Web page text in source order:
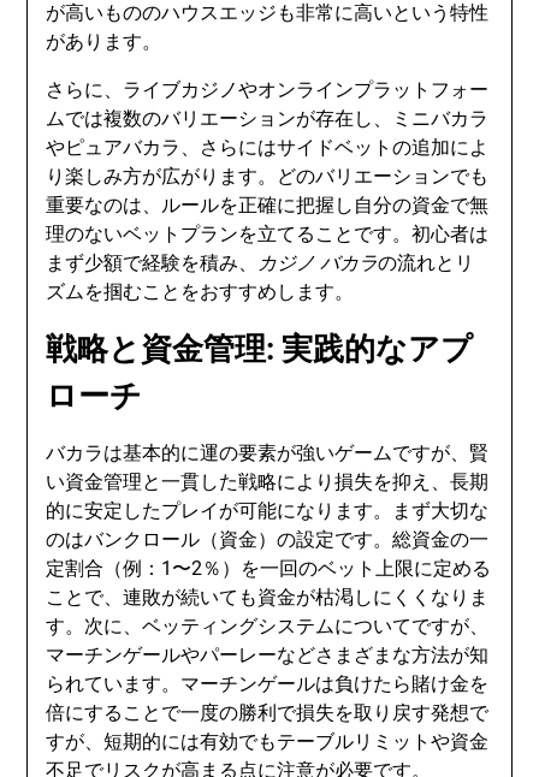
が高いもののハウスエッジも非常に高いという特性
があります。
さらに、ライブカジノやオンラインプラットフォー
ムでは複数のバリエーションが存在し、ミニバカラ
やピュアバカラ、さらにはサイドベットの追加によ
り楽しみ方が広がります。どのバリエーションでも
重要なのは、ルールを正確に把握し自分の資金で無
理のないベットプランを立てることです。初心者は
まず少額で経験を積み、
カジノ バカラの流れとリ
ズムを掴むことをおすすめします。
戦略と資金管理: 実践的なアプ
ローチ
バカラは基本的に運の要素が強いゲームですが、賢
い資金管理と一貫した戦略により損失を抑え、長期
的に安定したプレイが可能になります。まず大切な
のはバンクロール（資金）の設定です。総資金の一
定割合（例：1〜2％）を一回のベット上限に定める
ことで、連敗が続いても資金が枯渇しにくくなりま
す。次に、ベッティングシステムについてですが、
マーチンゲールやパーレーなどさまざまな方法が知
られています。マーチンゲールは負けたら賭け金を
倍にすることで一度の勝利で損失を取り戻す発想で
すが、短期的には有効でもテーブルリミットや資金
不足でリスクが高まる点に注意が必要です。